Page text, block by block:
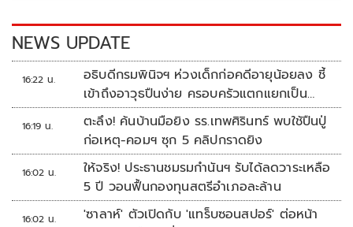
k k
NEWS UPDATE
16:22 น.
อธิบดีกรมพินิจฯ ห่วงเด็กก่อคดีอายุน้อยลง ชี้
เข้าถึงอาวุธปืนง่าย ครอบครัวแตกแยกเป็น
ชนวนสำคัญ
16:19 น.
ตะลึง! ค้นบ้านมือยิง รร.เทพศิรินทร์ พบใช้ปืนปู่
ก่อเหตุ-คอมฯ ซุก 5 คลิปกราดยิง
16:02 น.
ให้จริง! ประธานชมรมกำนันฯ รับได้ลดวาระเหลือ
5 ปี วอนฟื้นกองทุนสตรีอำเภอละล้าน
16:02 น.
'ซาลาห์' ตัวเปิดกับ 'แทร็บซอนสปอร์' ต่อหน้า